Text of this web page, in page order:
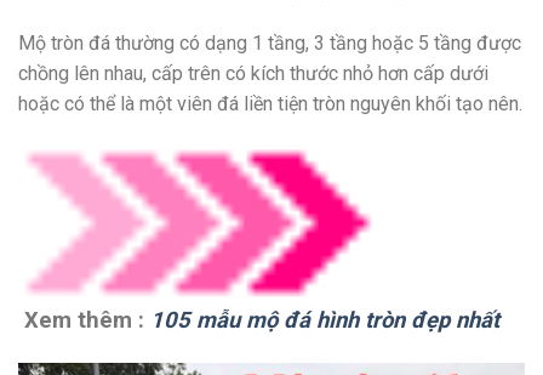
Mộ tròn đá thường có dạng 1 tầng, 3 tầng hoặc 5 tầng được
chồng lên nhau, cấp trên có kích thước nhỏ hơn cấp dưới
hoặc có thể là một viên đá liền tiện tròn nguyên khối tạo nên.
Xem thêm : 105 mẫu mộ đá hình tròn đẹp nhất